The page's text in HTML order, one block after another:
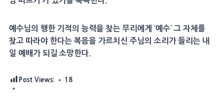
예수님의 행한 기적의 능력을 찾는 무리에게 ‘예수’ 그 자체를
찾고 따라야 한다는 복음을 가르치신 주님의 소리가 들리는 내
일 예배가 되길 소망한다.
Post Views: 18